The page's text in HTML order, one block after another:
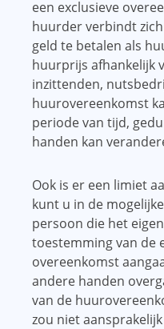
een exclusieve
huurder verbindt
geld te betalen als
huurprijs afhankelijk
inzittenden,
huurovereenkomst
periode van tijd,
handen kan
Ook is er een limiet
kunt u in de
persoon die het
toestemming van de
overeenkomst
andere handen
van de
zou niet